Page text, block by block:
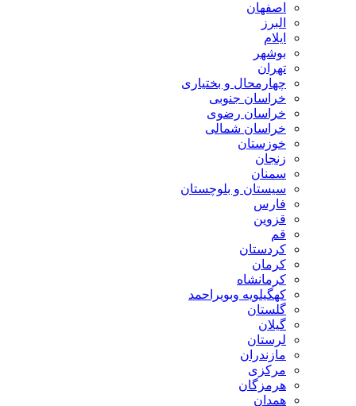
اصفهان
البرز
ایلام
بوشهر
تهران
چهارمحال و بختیاری
خراسان جنوبی
خراسان رضوی
خراسان شمالی
خوزستان
زنجان
سمنان
سیستان و بلوچستان
فارس
قزوین
قم
کردستان
کرمان
کرمانشاه
کهگیلویه وبویراحمد
گلستان
گیلان
لرستان
مازندران
مرکزی
هرمزگان
همدان